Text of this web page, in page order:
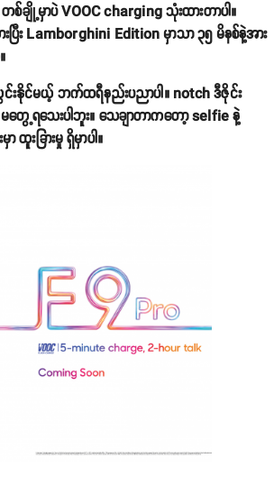
ျို့မှာပဲ VOOC charging သုံးထားတာပါ။
း Lamborghini Edition မှာသာ ၃၅ မိနစ်နဲ့အား
းနိုင်မယ့် ဘက်ထရီနည်းပညာပါ။ notch ဒီဇိုင်း
တွေ့ရသေးပါဘူး။ သေချာတာကတော့ selfie နဲ့
းခြားမှု ရှိမှာပါ။